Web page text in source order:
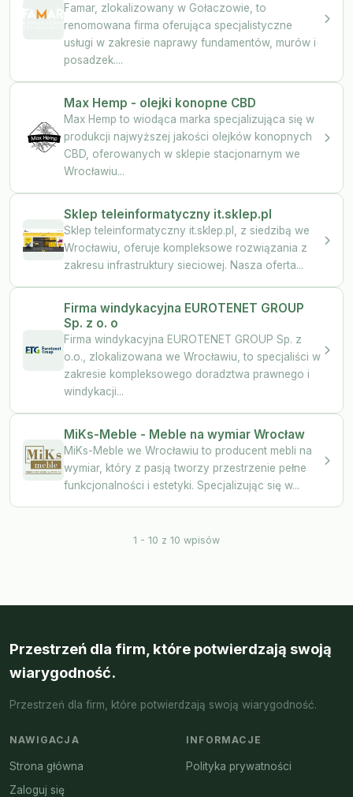
Famar, zlokalizowany w Gołaczowie, to
renomowana firma oferująca specjalistyczne
usługi w zakresie naprawy fundamentów, murów i
posadzek....
Max Hemp - olejki konopne CBD
Max Hemp to wiodąca marka specjalizująca się w
produkcji najwyższej jakości olejków konopnych
CBD, oferowanych w sklepie stacjonarnym we
Wrocławiu...
Sklep teleinformatyczny it.sklep.pl
Sklep teleinformatyczny it.sklep.pl, z siedzibą we
Wrocławiu, oferuje kompleksowe rozwiązania z
zakresu infrastruktury sieciowej. Nasza oferta...
Firma windykacyjna EUROTENET GROUP
Sp. z o. o
Firma windykacyjna EUROTENET GROUP Sp. z
o.o., zlokalizowana we Wrocławiu, to specjaliści w
zakresie kompleksowego doradztwa prawnego i
windykacji...
MiKs-Meble - Meble na wymiar Wrocław
MiKs-Meble we Wrocławiu to producent mebli na
wymiar, który z pasją tworzy przestrzenie pełne
funkcjonalności i estetyki. Specjalizując się w...
1 - 10 z 10 wpisów
Przestrzeń dla firm, które potwierdzają swoją
wiarygodność.
Przestrzeń dla firm, które potwierdzają swoją wiarygodność.
NAWIGACJA
Strona główna
Zaloguj się
INFORMACJE
Polityka prywatności